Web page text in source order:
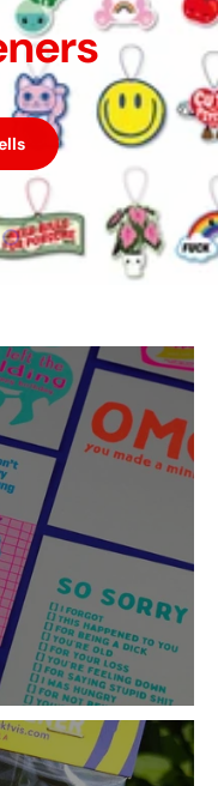
42 of 4
slide 3 of 4
Load slide 4 of 4